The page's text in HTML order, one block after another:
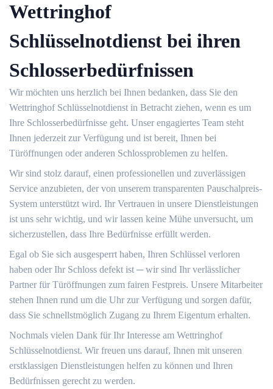
Wettringhof
Schlüsselnotdienst bei ihren
Schlosserbedürfnissen
Wir möchten uns herzlich bei Ihnen bedanken, dass Sie den
Wettringhof Schlüsselnotdienst in Betracht ziehen, wenn es um
Ihre Schlosserbedürfnisse geht.​ Unser engagiertes Team steht
Ihnen jederzeit zur Verfügung und ist bereit, Ihnen bei
Türöffnungen oder anderen Schlossproblemen zu helfen.​
Wir sind stolz darauf, einen professionellen und zuverlässigen
Service anzubieten, der von unserem transparenten Pauschalpreis-
System unterstützt wird.​ Ihr Vertrauen in unsere Dienstleistungen
ist uns sehr wichtig, und wir lassen keine Mühe unversucht, um
sicherzustellen, dass Ihre Bedürfnisse erfüllt werden.​
Egal ob Sie sich ausgesperrt haben, Ihren Schlüssel verloren
haben oder Ihr Schloss defekt ist ─ wir sind Ihr verlässlicher
Partner für Türöffnungen zum fairen Festpreis. Unsere Mitarbeiter
stehen Ihnen rund um die Uhr zur Verfügung und sorgen dafür,
dass Sie schnellstmöglich Zugang zu Ihrem Eigentum erhalten.​
Nochmals vielen Dank für Ihr Interesse am Wettringhof
Schlüsselnotdienst.​ Wir freuen uns darauf, Ihnen mit unseren
erstklassigen Dienstleistungen helfen zu können und Ihren
Bedürfnissen gerecht zu werden.​